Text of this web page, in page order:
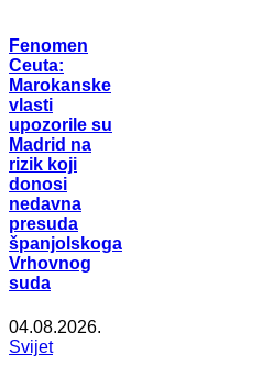
Fenomen
Ceuta:
Marokanske
vlasti
upozorile su
Madrid na
rizik koji
donosi
nedavna
presuda
španjolskoga
Vrhovnog
suda
04.08.2026.
Svijet